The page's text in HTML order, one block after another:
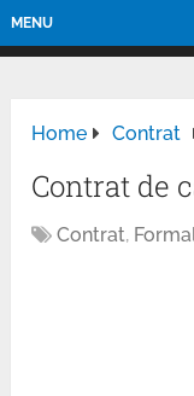
MENU
Home Contrat
Contrat de
Contrat,